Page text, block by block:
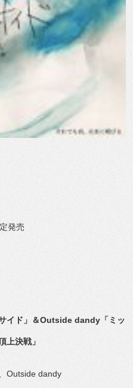
発売
イド」＆Outside dandy「ミッ
上決戦」
Outside dandy